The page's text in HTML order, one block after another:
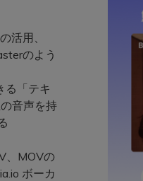
活用、
のよう
「テキ
音声を持
、MOVの
ボーカ